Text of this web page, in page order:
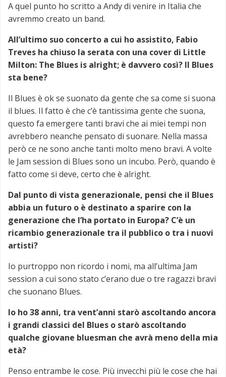
A quel punto ho scritto a Andy di venire in Italia che
avremmo creato un band.
All’ultimo suo concerto a cui ho assistito, Fabio
Treves ha chiuso la serata con una cover di Little
Milton: The Blues is alright; è davvero così? Il Blues
sta bene?
Il Blues è ok se suonato da gente che sa come si suona
il blues. Il fatto è che c’è tantissima gente che suona,
questo fa emergere tanti bravi che ai miei tempi non
avrebbero neanche pensato di suonare. Nella massa
però ce ne sono anche tanti molto meno bravi. A volte
le Jam session di Blues sono un incubo. Però, quando è
fatto come si deve, certo che è alright.
Dal punto di vista generazionale, pensi che il Blues
abbia un futuro o è destinato a sparire con la
generazione che l’ha portato in Europa? C’è un
ricambio generazionale tra il pubblico o tra i nuovi
artisti?
Io purtroppo non ricordo i nomi, ma all’ultima Jam
session a cui sono stato c’erano due o tre ragazzi bravi
che suonano Blues.
Io ho 38 anni, tra vent’anni starò ascoltando ancora
i grandi classici del Blues o starò ascoltando
qualche giovane bluesman che avrà meno della mia
età?
Penso entrambe le cose. Più invecchi più le cose che hai